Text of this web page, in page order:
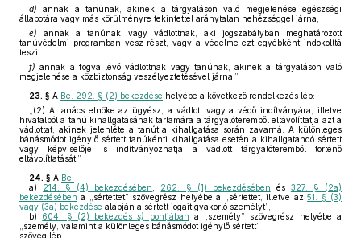
d) annak a tanúnak, akinek a tárgyaláson való megjelenése egészségi
állapotára vagy más körülményre tekintettel aránytalan nehézséggel járna,
e) annak a tanúnak vagy vádlottnak, aki jogszabályban meghatározott
tanúvédelmi programban vesz részt, vagy a védelme ezt egyébként indokolttá
teszi,
f) annak a fogva lévő vádlottnak vagy tanúnak, akinek a tárgyaláson való
megjelenése a közbiztonság veszélyeztetésével járna.”
23. § A Be. 292. § (2) bekezdése helyébe a következő rendelkezés lép:
„(2) A tanács elnöke az ügyész, a vádlott vagy a védő indítványára, illetve
hivatalból a tanú kihallgatásának tartamára a tárgyalóteremből eltávolíttatja azt a
vádlottat, akinek jelenléte a tanút a kihallgatása során zavarná. A különleges
bánásmódot igénylő sértett tanúkénti kihallgatása esetén a kihallgatandó sértett
vagy képviselője is indítványozhatja a vádlott tárgyalóteremből történő
eltávolíttatását.”
24. § A Be.
a)
214. § (4) bekezdésében 262. § (1) bekezdésében és 327. § (2a)
bekezdésében a „sértettet” szövegrész helyébe a „sértettet, illetve az51. § (3)
vagy (3a) bekezdése alapján a sértett jogait gyakorló személyt”,
b)
604. § (2) bekezdéss) pontjában a „személy” szövegrész helyébe a
„személy, valamint a különleges bánásmódot igénylő sértett”
szöveg lép.